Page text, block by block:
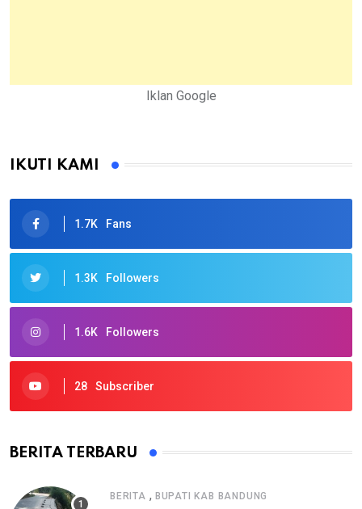
Iklan Google
IKUTI KAMI
1.7K Fans
1.3K Followers
1.6K Followers
28 Subscriber
BERITA TERBARU
BERITA , BUPATI KAB BANDUNG